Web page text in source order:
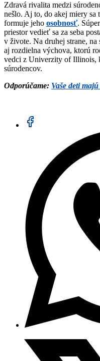
Zdravá rivalita medzi
nešlo. Aj to, do akej miery sa
formuje jeho osobnosť.
priestor vedieť sa za seba
v živote. Na druhej strane, na
aj rozdielna výchova, ktorú
vedci z Univerzity of Illinois,
súrodencov.
Odporúčame: Vaše deti